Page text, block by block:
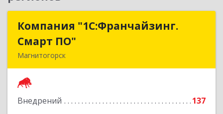
Компания "1С:Франчайзинг.
Смарт ПО"
Магнитогорск
Внедрений
137
Компания "1С:Франчайзинг.
Подробнее